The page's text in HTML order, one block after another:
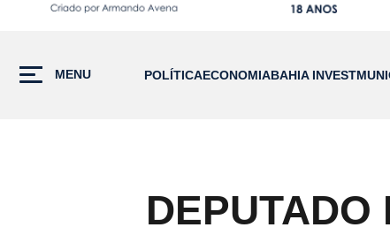
MENU POLÍTICAECONOMIABAHIA INVEST
DEPUTADO